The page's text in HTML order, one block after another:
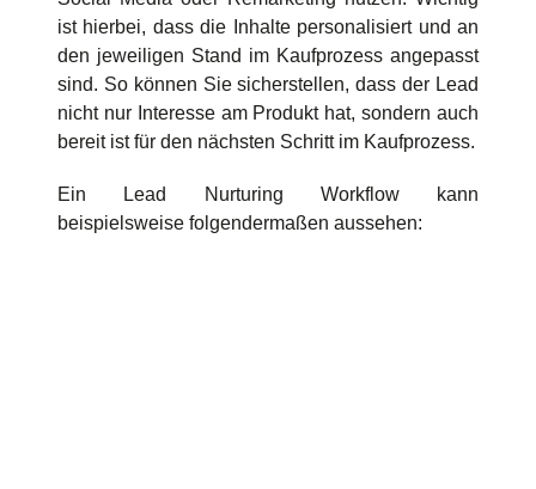
ist hierbei, dass die Inhalte personalisiert und an
den jeweiligen Stand im Kaufprozess angepasst
sind. So können Sie sicherstellen, dass der Lead
nicht nur Interesse am Produkt hat, sondern auch
bereit ist für den nächsten Schritt im Kaufprozess.
Ein Lead Nurturing Workflow kann
beispielsweise folgendermaßen aussehen: